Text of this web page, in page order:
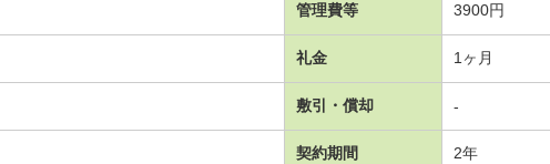
管理費等 3900円
礼金 1ヶ月
敷引・償却 -
契約期間 2年